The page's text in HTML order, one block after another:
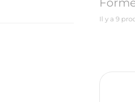
Il y a 9